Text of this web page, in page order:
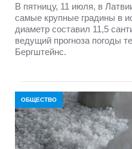
В пятницу, 11 июля, в
самые крупные градины в
диаметр составил 11,5
ведущий прогноза погоды
Бергштейнс.
ОБЩЕСТВО